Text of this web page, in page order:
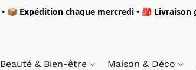
• 📦 Expédition chaque mercredi • 🎒 Livraison
Beauté & Bien-être Maison & Déco